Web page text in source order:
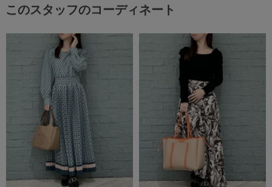
このスタッフのコーディネート